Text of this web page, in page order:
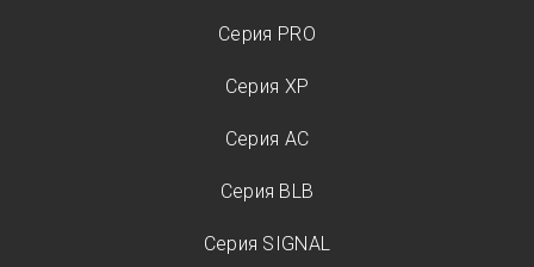
Серия PRO
Серия XP
Серия AC
Серия BLB
Серия SIGNAL